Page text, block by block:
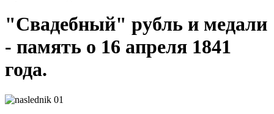
"Свадебный" рубль и медали
- память о 16 апреля 1841
года.